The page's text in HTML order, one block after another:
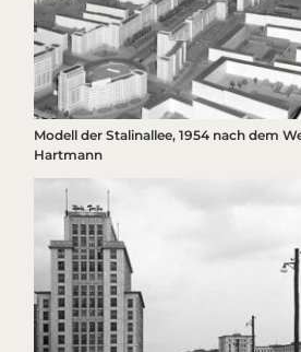
Modell der Stalinallee, 1954 nach dem
Hartmann